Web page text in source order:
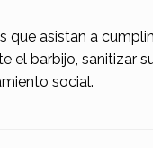
que asistan a
el barbijo, sanitizar
social.